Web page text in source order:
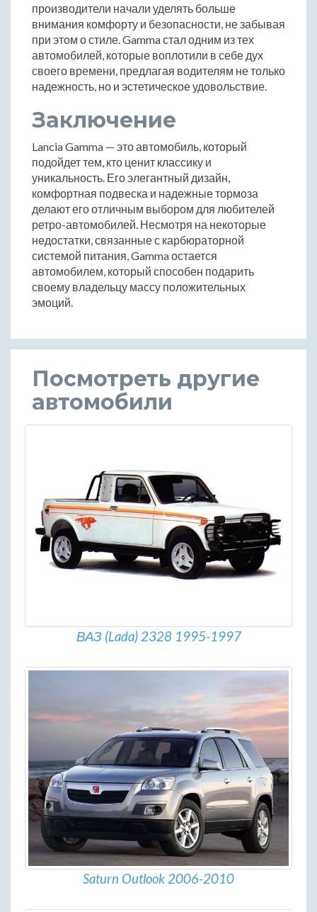
производители начали уделять больше
внимания комфорту и безопасности, не забывая
при этом о стиле. Gamma стал одним из тех
автомобилей, которые воплотили в себе дух
своего времени, предлагая водителям не только
надежность, но и эстетическое удовольствие.
Заключение
Lancia Gamma — это автомобиль, который
подойдет тем, кто ценит классику и
уникальность. Его элегантный дизайн,
комфортная подвеска и надежные тормоза
делают его отличным выбором для любителей
ретро-автомобилей. Несмотря на некоторые
недостатки, связанные с карбюраторной
системой питания, Gamma остается
автомобилем, который способен подарить
своему владельцу массу положительных
эмоций.
Посмотреть другие
автомобили
ВАЗ (Lada) 2328 1995-1997
Saturn Outlook 2006-2010